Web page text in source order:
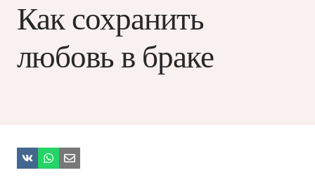
Как сохранить
любовь в браке